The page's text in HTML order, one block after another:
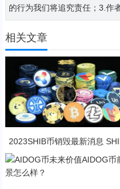
的行为我们将追究责任；3.作
相关文章
2023SHIB币销毁最新消息